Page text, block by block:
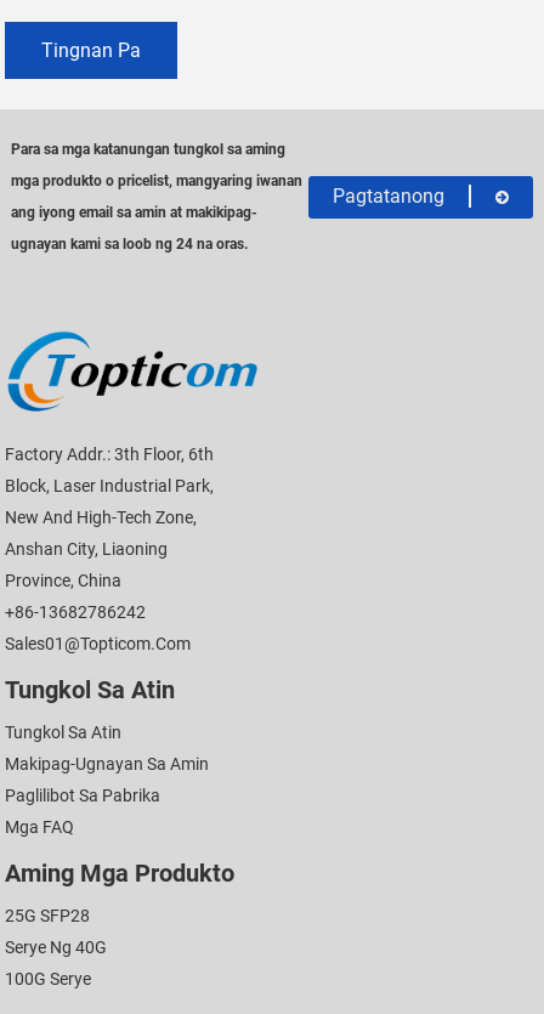
Tingnan Pa
Para sa mga katanungan tungkol sa aming
mga produkto o pricelist, mangyaring iwanan
ang iyong email sa amin at makikipag-
ugnayan kami sa loob ng 24 na oras.
Pagtatanong
Factory Addr.: 3th Floor, 6th
Block, Laser Industrial Park,
New And High-Tech Zone,
Anshan City, Liaoning
Province, China
+86-13682786242
Sales01@topticom.com
Tungkol Sa Atin
Tungkol Sa Atin
Makipag-Ugnayan Sa Amin
Paglilibot Sa Pabrika
Mga FAQ
Aming Mga Produkto
25G SFP28
Serye Ng 40G
100G Serye